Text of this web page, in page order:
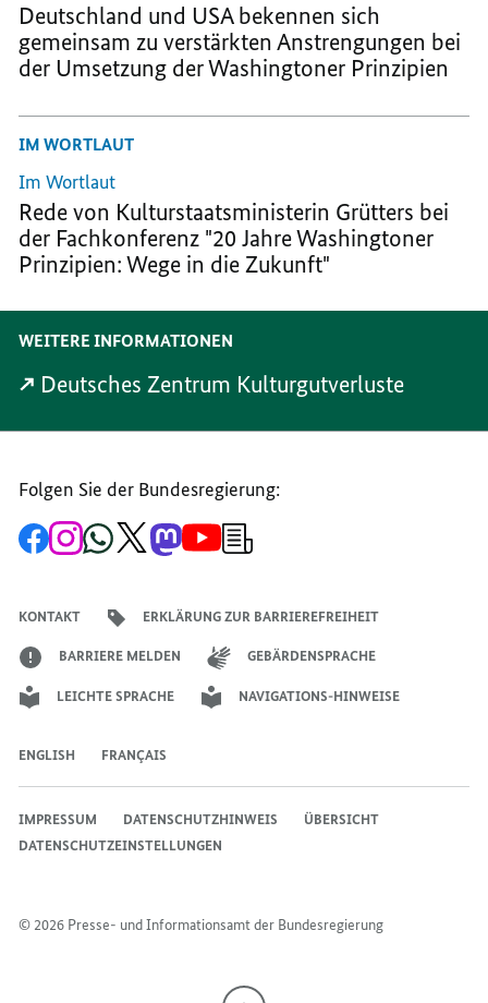
Deutschland und USA bekennen sich
gemeinsam zu verstärkten Anstrengungen bei
der Umsetzung der Washingtoner Prinzipien
IM WORTLAUT
Im Wortlaut
Rede von Kulturstaatsministerin Grütters bei
der Fachkonferenz "20 Jahre Washingtoner
Prinzipien: Wege in die Zukunft"
WEITERE INFORMATIONEN
Deutsches Zentrum Kulturgutverluste
Folgen Sie der Bundesregierung:
Zur
Facebook-
Zum
Instagram-
Zum
WhatsApp-
Zum
X-
Zum
Mastodon-
Zum
YouTube-Anmeldung
KONTAKT ERKLÄRUNG ZUR BARRIEREFREIHEIT
BARRIERE MELDEN GEBÄRDENSPRACHE
LEICHTE SPRACHE NAVIGATIONS-HINWEISE
ENGLISH FRANÇAIS
© 2026 Presse- und Informationsamt der Bundesregierung
IMPRESSUM DATENSCHUTZHINWEIS
ÜBERSICHT
DATENSCHUTZEINSTELLUNGEN
Nach